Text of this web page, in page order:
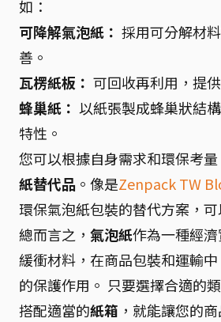
如：
可降解氣泡紙： 採用可分解材
善。
瓦楞紙板： 可回收再利用，提
蜂巢紙： 以紙張製成蜂巢狀結
特性。
您可以根據自身需求和環保考
紙替代品 。像是Zenpack TW
環保氣泡紙包裝的替代方案，可
總而言之， 氣泡紙作為一種經
緩衝材料，在商品包裝和運輸
的保護作用。 只要選擇合適的
搭配適當的紙箱 ，就能讓您的